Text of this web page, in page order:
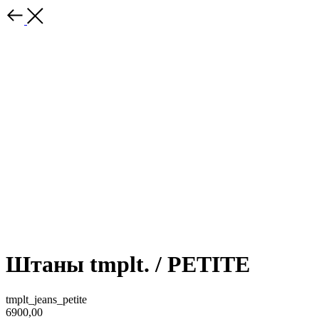
Штаны tmplt. / PETITE
tmplt_jeans_petite
6900,00